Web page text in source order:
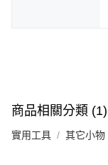
商品相關分類 (1)
實用工具 其它小物